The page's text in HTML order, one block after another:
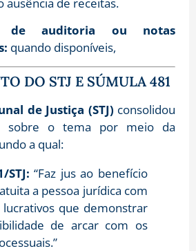
de auditoria ou notas
quando disponíveis,
DO STJ E SÚMULA 481
de Justiça (STJ) consolidou
sobre o tema por meio da
a qual:
STJ: “Faz jus ao benefício
a pessoa jurídica com
que demonstrar
de arcar com os